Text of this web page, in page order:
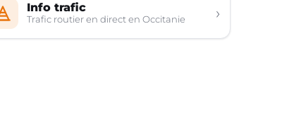
Info trafic
Trafic routier en direct en Occitanie ›